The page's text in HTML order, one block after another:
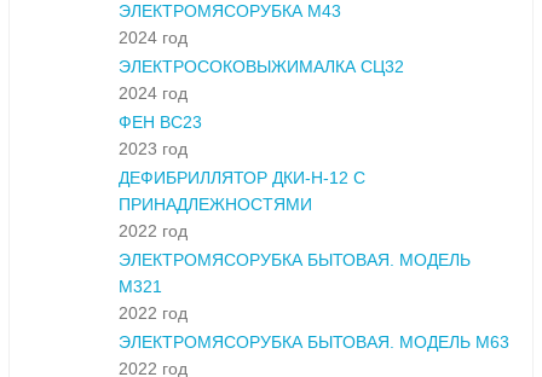
ЭЛЕКТРОМЯСОРУБКА М43
2024 год
ЭЛЕКТРОСОКОВЫЖИМАЛКА СЦ32
2024 год
ФЕН ВС23
2023 год
ДЕФИБРИЛЛЯТОР ДКИ-Н-12 С
ПРИНАДЛЕЖНОСТЯМИ
2022 год
ЭЛЕКТРОМЯСОРУБКА БЫТОВАЯ. МОДЕЛЬ
М321
2022 год
ЭЛЕКТРОМЯСОРУБКА БЫТОВАЯ. МОДЕЛЬ М63
2022 год